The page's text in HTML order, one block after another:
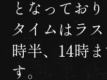
となってお
タイムはラ
時半、14時
す。